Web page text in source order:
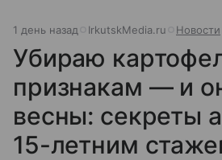
1 день назад IrkutskMedia.ru Новости
Убираю
признакам — и
весны: секреты
15-летним